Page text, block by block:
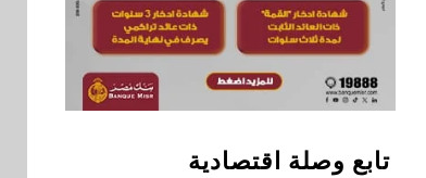
تابع وصلة اقتصادية